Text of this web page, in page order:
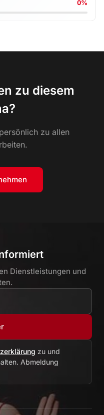
0%
zu diesem
zu allen
Dienstleistungen und
zu und
Abmeldung